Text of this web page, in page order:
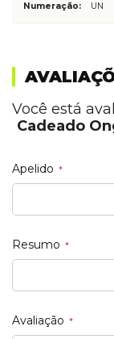
UN
Você está
Cadeado
Apelido
Resumo
Avaliação